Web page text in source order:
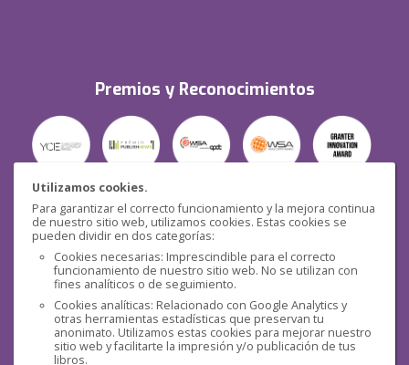
Utilizamos cookies.
Para garantizar el correcto funcionamiento y la mejora continua
de nuestro sitio web, utilizamos cookies. Estas cookies se
pueden dividir en dos categorías:
Cookies necesarias: Imprescindible para el correcto
funcionamiento de nuestro sitio web. No se utilizan con
fines analíticos o de seguimiento.
Cookies analíticas: Relacionado con Google Analytics y
otras herramientas estadísticas que preservan tu
anonimato. Utilizamos estas cookies para mejorar nuestro
sitio web y facilitarte la impresión y/o publicación de tus
libros.
Premios y Reconocimientos
Seguridad
Redes sociales